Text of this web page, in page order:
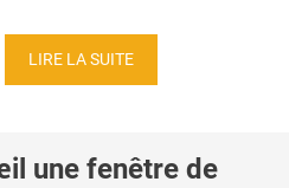
LIRE LA SUITE
une fenêtre de